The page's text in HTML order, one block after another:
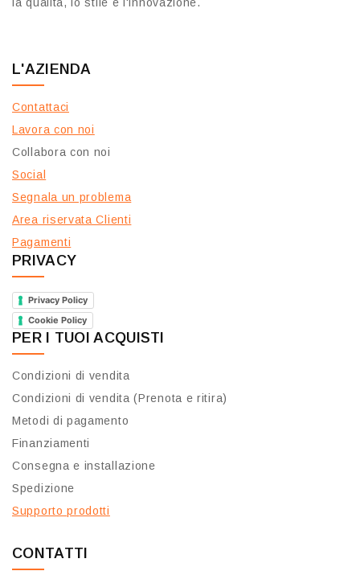
L'AZIENDA
Contattaci
Lavora con noi
Collabora con noi
Social
Segnala un problema
Area riservata Clienti
Pagamenti
PRIVACY
Privacy Policy
Cookie Policy
PER I TUOI ACQUISTI
Condizioni di vendita
Condizioni di vendita (Prenota e ritira)
Metodi di pagamento
Finanziamenti
Consegna e installazione
Spedizione
Supporto prodotti
CONTATTI